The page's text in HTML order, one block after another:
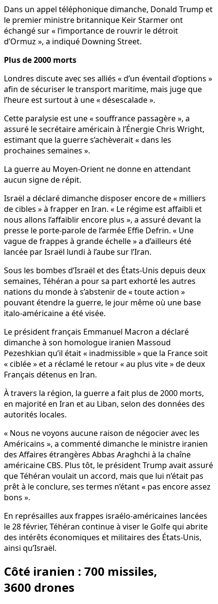
Dans un appel téléphonique dimanche, Donald Trump et
le premier ministre britannique Keir Starmer ont
échangé sur « l’importance de rouvrir le détroit
d’Ormuz », a indiqué Downing Street.
Plus de 2000 morts
Londres discute avec ses alliés « d’un éventail d’options »
afin de sécuriser le transport maritime, mais juge que
l’heure est surtout à une « désescalade ».
Cette paralysie est une « souffrance passagère », a
assuré le secrétaire américain à l’Énergie Chris Wright,
estimant que la guerre s’achèverait « dans les
prochaines semaines ».
La guerre au Moyen-Orient ne donne en attendant
aucun signe de répit.
Israël a déclaré dimanche disposer encore de « milliers
de cibles » à frapper en Iran. « Le régime est affaibli et
nous allons l’affaiblir encore plus », a assuré devant la
presse le porte-parole de l’armée Effie Defrin. « Une
vague de frappes à grande échelle » a d’ailleurs été
lancée par Israël lundi à l’aube sur l’Iran.
Sous les bombes d’Israël et des États-Unis depuis deux
semaines, Téhéran a pour sa part exhorté les autres
nations du monde à s’abstenir de « toute action »
pouvant étendre la guerre, le jour même où une base
italo-américaine a été visée.
Le président français Emmanuel Macron a déclaré
dimanche à son homologue iranien Massoud
Pezeshkian qu’il était « inadmissible » que la France soit
« ciblée » et a réclamé le retour « au plus vite » de deux
Français détenus en Iran.
À travers la région, la guerre a fait plus de 2000 morts,
en majorité en Iran et au Liban, selon des données des
autorités locales.
« Nous ne voyons aucune raison de négocier avec les
Américains », a commenté dimanche le ministre iranien
des Affaires étrangères Abbas Araghchi à la chaîne
américaine CBS. Plus tôt, le président Trump avait assuré
que Téhéran voulait un accord, mais que lui n’était pas
prêt à le conclure, ses termes n’étant « pas encore assez
bons ».
En représailles aux frappes israélo-américaines lancées
le 28 février, Téhéran continue à viser le Golfe qui abrite
des intérêts économiques et militaires des États-Unis,
ainsi qu’Israël.
Côté iranien : 700 missiles,
3600 drones